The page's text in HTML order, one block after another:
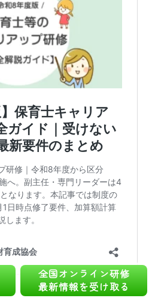
全国オンライン研修
最新情報を受け取る